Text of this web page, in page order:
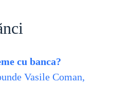
cu banca?
Vasile Coman,